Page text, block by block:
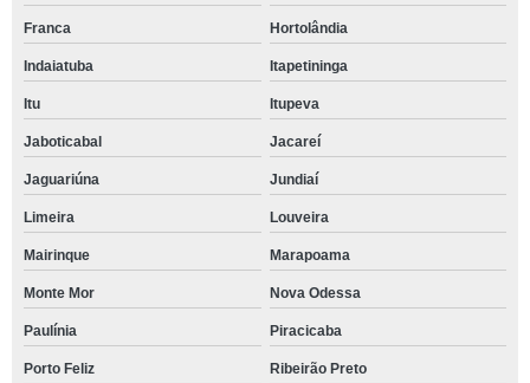
Franca Hortolândia
Indaiatuba Itapetininga
Itu Itupeva
Jaboticabal Jacareí
Jaguariúna Jundiaí
Limeira Louveira
Mairinque Marapoama
Monte Mor Nova Odessa
Paulínia Piracicaba
Porto Feliz Ribeirão Preto